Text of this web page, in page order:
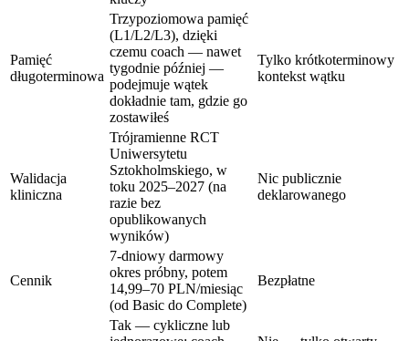
Pamięć
długoterminowa
Trzypoziomowa pamięć
(L1/L2/L3), dzięki
czemu coach — nawet
tygodnie później —
podejmuje wątek
dokładnie tam, gdzie go
zostawiłeś
Tylko krótkoterminowy
kontekst wątku
Walidacja
kliniczna
Trójramienne RCT
Uniwersytetu
Sztokholmskiego, w
toku 2025–2027 (na
razie bez
opublikowanych
wyników)
Nic publicznie
deklarowanego
Cennik
7-dniowy darmowy
okres próbny, potem
14,99–70 PLN/miesiąc
(od Basic do Complete)
Bezpłatne
Tak — cykliczne lub